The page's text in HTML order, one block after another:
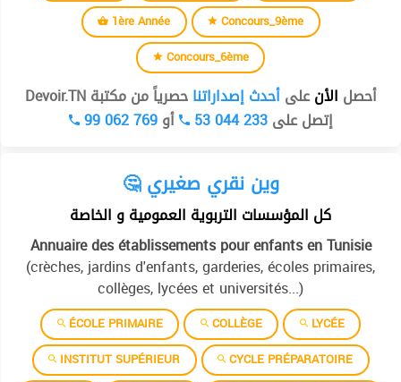
1ère Année
Concours_9ème
Concours_6ème
أحصل الأنعلىأحدث إصداراتناحصرياً من مكتبة Devoir.TN
إتصل على53 044 233 أو99 062 769
🤔 وين نقري صغيري
كل المؤسسات التربوية العمومية و الخاصة
Annuaire des établissements pour enfants en Tunisie
(crèches, jardins d'enfants, garderies, écoles primaires,
collèges, lycées et universités...)
ÉCOLE PRIMAIRE COLLÈGE
LYCÉE
INSTITUT SUPÉRIEUR
CYCLE PRÉPARATOIRE